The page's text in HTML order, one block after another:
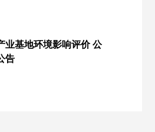
业基地环境影响评价 公
告